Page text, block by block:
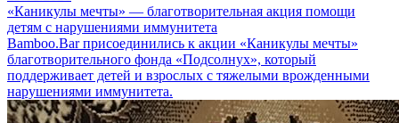
«Каникулы мечты» — благотворительная акция помощи
детям с нарушениями иммунитета
Bamboo.Bar присоединились к акции «Каникулы мечты»
благотворительного фонда «Подсолнух», который
поддерживает детей и взрослых с тяжелыми врожденными
нарушениями иммунитета.